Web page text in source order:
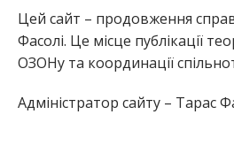
Цей сайт – продовження
Фасолі. Це місце публікації
ОЗОНу та координації
Адміністратор сайту – Тарас